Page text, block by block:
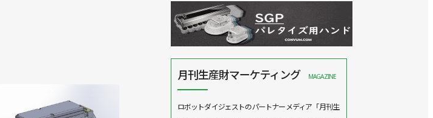
月刊生産財マーケティング MAGAZINE
ロボットダイジェストのパートナーメディア「月刊生